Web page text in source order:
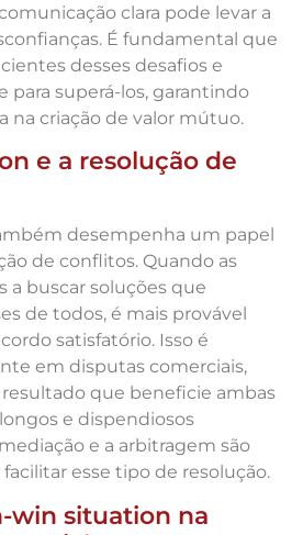
clara pode levar a
É fundamental que
desses desafios e
superá-los, garantindo
na criação de valor mútuo.
e a resolução de
desempenha um papel
de conflitos. Quando as
a buscar soluções que
de todos, é mais provável
satisfatório. Isso é
em disputas comerciais,
que beneficie ambas
e dispendiosos
e a arbitragem são
esse tipo de resolução.
win situation na